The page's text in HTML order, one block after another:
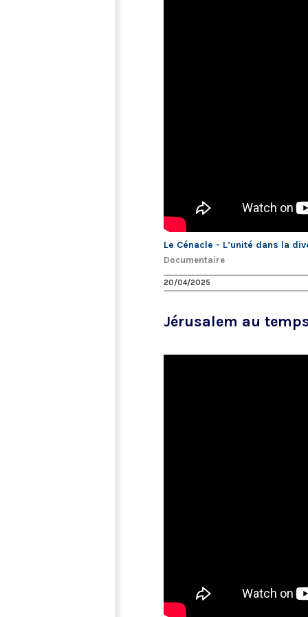
Le Cénacle - L’unité dans la
Documentaire
20/04/2025
Jérusalem au